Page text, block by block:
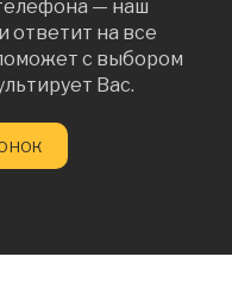
— наш
ответит на все
с выбором
Вас.